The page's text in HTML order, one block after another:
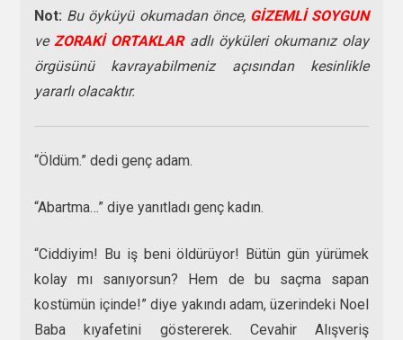
Not: Bu öyküyü okumadan önce, GİZEMLİ SOYGUN
veZORAKİ ORTAKLARadlı öyküleri okumanız olay
örgüsünü kavrayabilmeniz açısından kesinlikle
yararlı olacaktır.
“Öldüm.” dedi genç adam.
“Abartma…” diye yanıtladı genç kadın.
“Ciddiyim! Bu iş beni öldürüyor! Bütün gün yürümek
kolay mı sanıyorsun? Hem de bu saçma sapan
kostümün içinde!” diye yakındı adam, üzerindeki Noel
Baba kıyafetini göstererek. Cevahir Alışveriş